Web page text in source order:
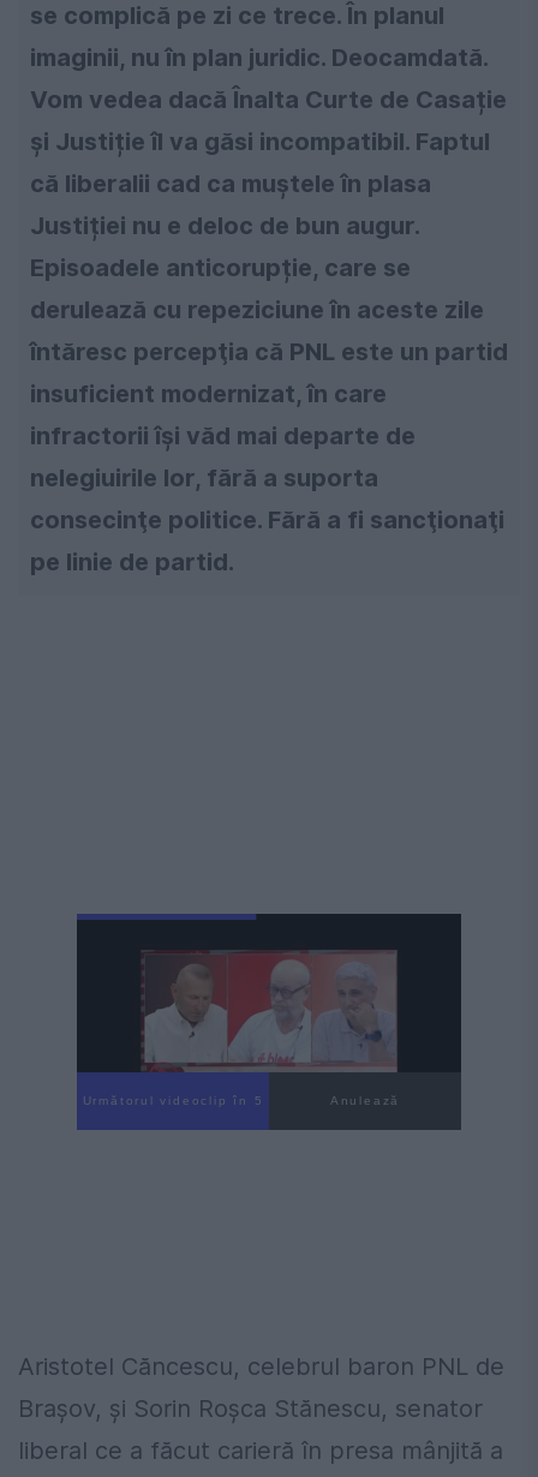
se complică pe zi ce trece. În planul
imaginii, nu în plan juridic. Deocamdată.
Vom vedea dacă Înalta Curte de Casație
și Justiție îl va găsi incompatibil. Faptul
că liberalii cad ca muştele în plasa
Justiției nu e deloc de bun augur.
Episoadele anticorupție, care se
derulează cu repeziciune în aceste zile
întăresc percepţia că PNL este un partid
insuficient modernizat, în care
infractorii îşi văd mai departe de
nelegiuirile lor, fără a suporta
consecinţe politice. Fără a fi sancţionaţi
pe linie de partid.
Următorul videoclip în 3 Anulează
Aristotel Căncescu, celebrul baron PNL de
Braşov, şi Sorin Roşca Stănescu, senator
liberal ce a făcut carieră în presa mânjită a